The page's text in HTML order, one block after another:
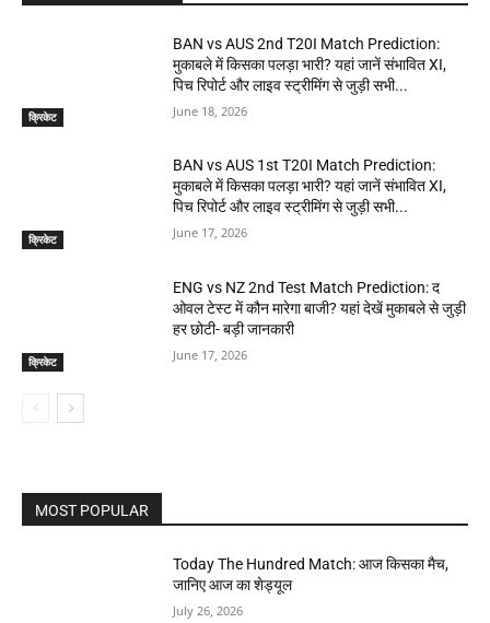
क्रिकेट
BAN vs AUS 2nd T20I Match Prediction:
मुकाबले में किसका पलड़ा भारी? यहां जानें संभावित XI,
पिच रिपोर्ट और लाइव स्ट्रीमिंग से जुड़ी सभी...
June 18, 2026
क्रिकेट
BAN vs AUS 1st T20I Match Prediction:
मुकाबले में किसका पलड़ा भारी? यहां जानें संभावित XI,
पिच रिपोर्ट और लाइव स्ट्रीमिंग से जुड़ी सभी...
June 17, 2026
क्रिकेट
ENG vs NZ 2nd Test Match Prediction: द
ओवल टेस्ट में कौन मारेगा बाजी? यहां देखें मुकाबले से जुड़ी
हर छोटी- बड़ी जानकारी
June 17, 2026
MOST POPULAR
Today The Hundred Match: आज किसका मैच,
जानिए आज का शेड्यूल
July 26, 2026